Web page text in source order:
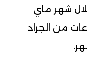
شهر ماي
من الجراد